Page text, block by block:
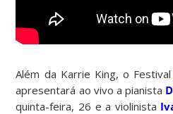
Além da Karrie King, o
apresentará ao vivo a pianista
quinta-feira, 26 e a violinista